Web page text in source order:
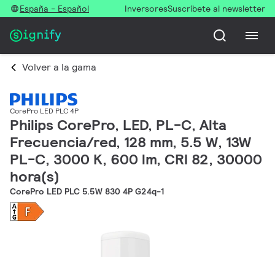
España - Español InversoresSuscríbete al newsletter
Volver a la gama
CorePro LED PLC 4P
Philips CorePro, LED, PL-C, Alta
Frecuencia/red, 128 mm, 5.5 W, 13W
PL-C, 3000 K, 600 lm, CRI 82, 30000
hora(s)
CorePro LED PLC 5.5W 830 4P G24q-1